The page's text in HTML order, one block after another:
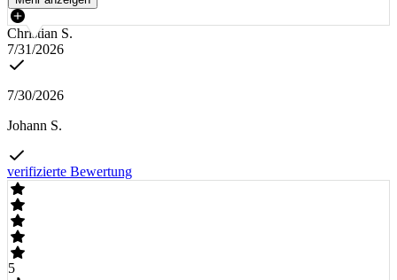
Christian S.
7/31/2026
7/30/2026
Johann S.
verifizierte Bewertung
5